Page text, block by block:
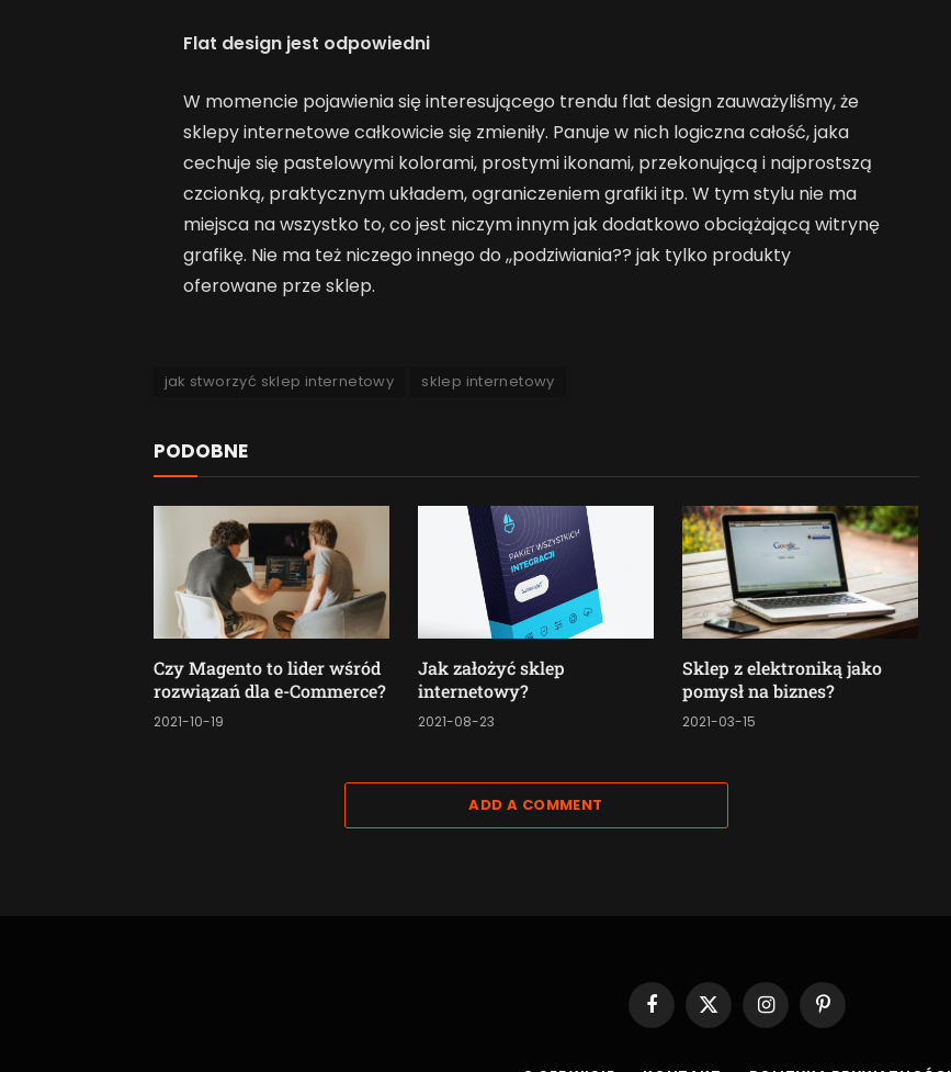
Flat design jest odpowiedni
W momencie pojawienia się interesującego trendu flat design zauważyliśmy, że
sklepy internetowe całkowicie się zmieniły. Panuje w nich logiczna całość, jaka
cechuje się pastelowymi kolorami, prostymi ikonami, przekonującą i najprostszą
czcionką, praktycznym układem, ograniczeniem grafiki itp. W tym stylu nie ma
miejsca na wszystko to, co jest niczym innym jak dodatkowo obciążającą witrynę
grafikę. Nie ma też niczego innego do ,,podziwiania?? jak tylko produkty
oferowane prze sklep.
jak stworzyć sklep internetowy sklep internetowy
PODOBNE
Czy Magento to lider wśród
rozwiązań dla e-Commerce?
2021-10-19
Jak założyć sklep
internetowy?
2021-08-23
Sklep z elektroniką jako
pomysł na biznes?
2021-03-15
ADD A COMMENT
Facebook
X
(Twitter)
InstagramPinterest